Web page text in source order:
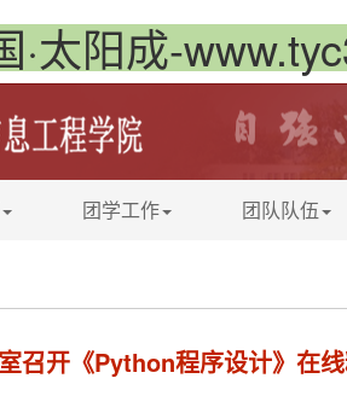
·太阳成-
团学工作 团队队伍
召开《Python程序设计》在